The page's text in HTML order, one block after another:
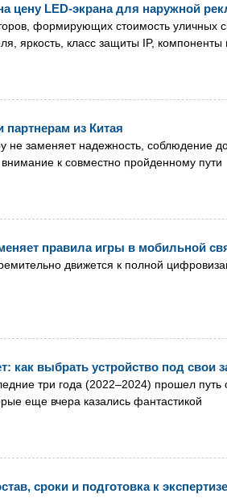
LED-экрана для наружной
формирующих стоимость уличных
яркость, класс защиты IP,
из Китая
не заменяет надежность, соблюдение
к совместно пройденному пути
правила игры в мобильной
движется к полной
как выбрать устройство под свои
три года (2022–2024) прошел путь
еще вчера казались фантастикой
сроки и подготовка к экспертизе